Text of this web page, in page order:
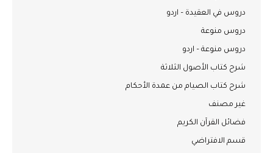
دروس في العقيدة – اردو
دروس منوعة
دروس منوعة – اردو
شرح كتاب الأصول الثلاثة
شرح كتاب الصيام من عمدة الأحكام
غير مصنف
فضائل القرآن الكريم
قسم الافتراضي